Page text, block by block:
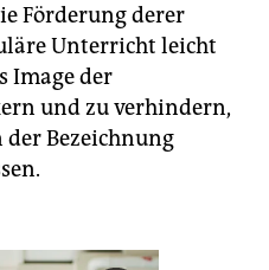
Förderung derer
Unterricht leicht
Image der
und zu verhindern,
der Bezeichnung